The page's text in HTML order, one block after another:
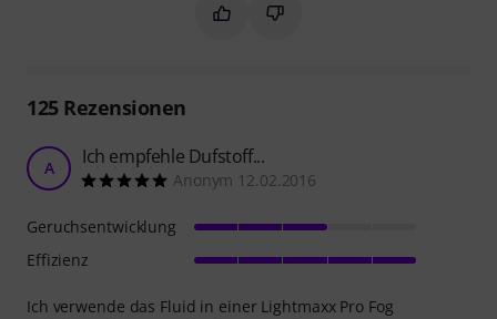
Markieren Sie diese
Markieren Sie diese
125Rezensionen
A Ich empfehle Dufstoff...
Anonym 12.02.2016
Ich verwende das Fluid in einer Lightmaxx Pro Fog
Geruchsentwicklung
Effizienz